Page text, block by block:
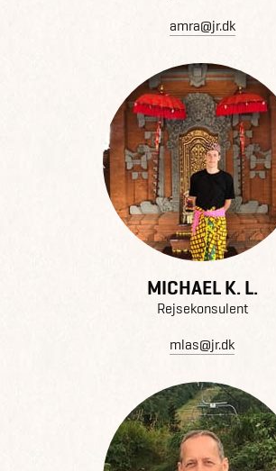
amra@jr.dk
MICHAEL K. L.
Rejsekonsulent
mlas@jr.dk